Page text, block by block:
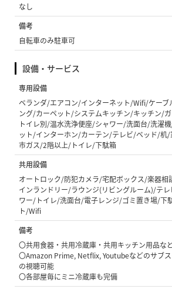
なし
備考
自転車のみ駐車可
設備・サービス
専用設備
ベランダ/エアコン/インターネット/Wifi/ケーブ
ング/カーペット/システムキッチン/キッチン/
トイレ別/温水洗浄便座/シャワー/洗面台/洗濯
ット/インターホン/カーテン/テレビ/ベッド/机
市ガス/2階以上/トイレ/下駄箱
共用設備
オートロック/防犯カメラ/宅配ボックス/楽器
インランドリー/ラウンジ(リビングルーム)/テ
ワー/トイレ/洗面台/電子レンジ/ゴミ置き場/下
ト/Wifi
備考
〇共用食器・共用冷蔵庫・共用キッチン用品な
〇Amazon Prime, Netflix, Youtubeなどのサブ
の視聴可能
〇各部屋毎にミニ冷蔵庫も完備